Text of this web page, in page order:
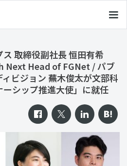
取締役副社長 恒田有希
Next Head of FGNet / パブ
ビジョン 蕪木俊太が文部科
シップ推進大使」に就任